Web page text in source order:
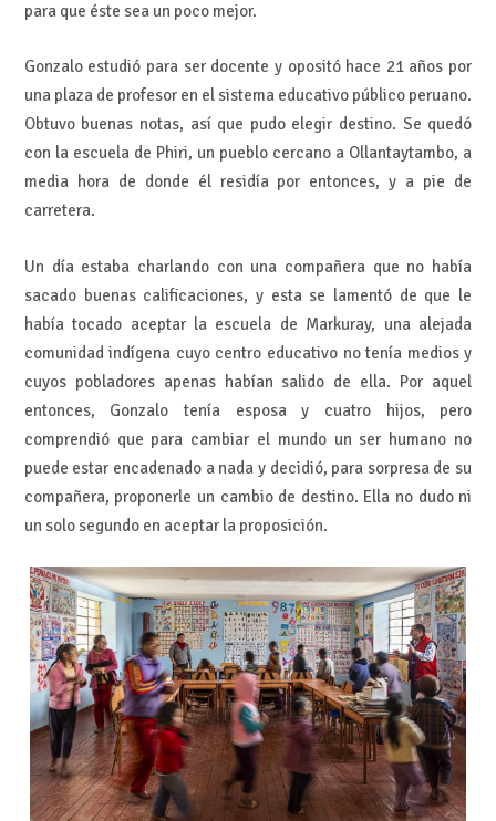
para que éste sea un poco mejor.
Gonzalo estudió para ser docente y opositó hace 21 años por
una plaza de profesor en el sistema educativo público peruano.
Obtuvo buenas notas, así que pudo elegir destino. Se quedó
con la escuela de Phiri, un pueblo cercano a Ollantaytambo, a
media hora de donde él residía por entonces, y a pie de
carretera.
Un día estaba charlando con una compañera que no había
sacado buenas calificaciones, y esta se lamentó de que le
había tocado aceptar la escuela de Markuray, una alejada
comunidad indígena cuyo centro educativo no tenía medios y
cuyos pobladores apenas habían salido de ella. Por aquel
entonces, Gonzalo tenía esposa y cuatro hijos, pero
comprendió que para cambiar el mundo un ser humano no
puede estar encadenado a nada y decidió, para sorpresa de su
compañera, proponerle un cambio de destino. Ella no dudo ni
un solo segundo en aceptar la proposición.